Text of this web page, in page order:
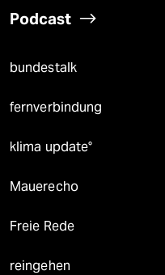
Podcast
bundestalk
fernverbindung
klima update°
Mauerecho
Freie Rede
reingehen